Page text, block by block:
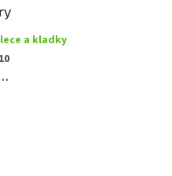
a kladky